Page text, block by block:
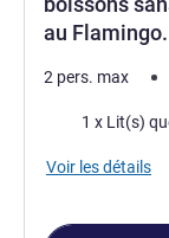
au Flamingo.
2 pers. max
Literie1 x Lit(s)
Voir les détails